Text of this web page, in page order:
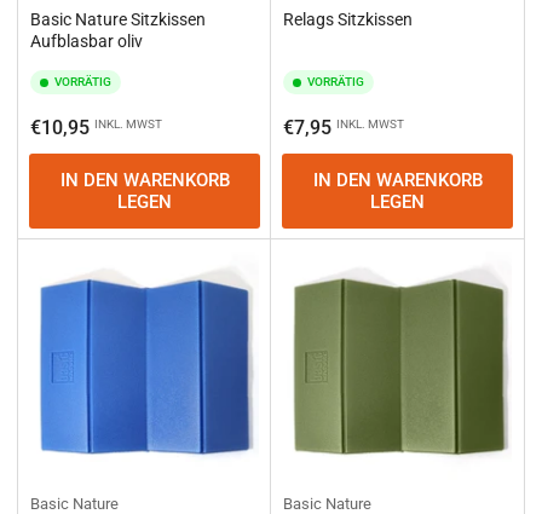
Basic Nature Sitzkissen
Aufblasbar oliv
VORRÄTIG
Normaler
Preis
€10,95 INKL. MWST
IN DEN WARENKORB
LEGEN
Relags Sitzkissen
VORRÄTIG
Normaler
Preis
€7,95 INKL. MWST
IN DEN WARENKORB
LEGEN
Basic Nature Basic Nature